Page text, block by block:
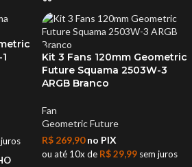
Kit 3 Fans 120mm Geometric
Future Squama 2503W-3
ARGB Branco
Fan
Geometric Future
R$ 269,90no PIX
ou até 10x de R$29,99 sem juros